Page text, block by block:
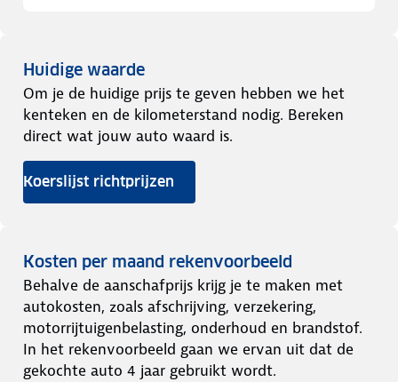
Huidige waarde
Om je de huidige prijs te geven hebben we het
kenteken en de kilometerstand nodig. Bereken
direct wat jouw auto waard is.
Koerslijst richtprijzen
Kosten per maand rekenvoorbeeld
Behalve de aanschafprijs krijg je te maken met
autokosten, zoals afschrijving, verzekering,
motorrijtuigenbelasting, onderhoud en brandstof.
In het rekenvoorbeeld gaan we ervan uit dat de
gekochte auto 4 jaar gebruikt wordt.